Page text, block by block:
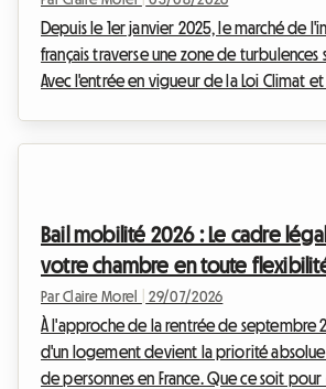
Depuis le 1er janvier 2025, le marché de
français traverse une zone de turbulences
Avec l'entrée en vigueur de la Loi Climat et
dans une impasse, redoutant l...
Bail mobilité 2026 : Le cadre
votre chambre en toute
Par Claire Morel 29/07/2026
À l'approche de la rentrée de septembre
d'un logement devient la priorité
de personnes en France. Que ce soit